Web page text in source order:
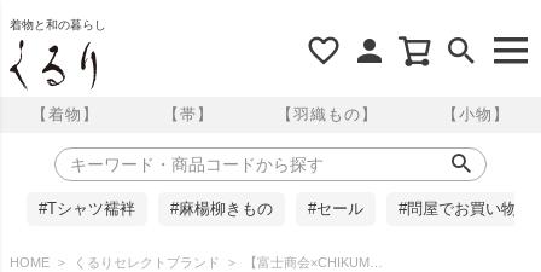
着物と和の暮らし
【着物】 【帯】 【羽織もの】 【小物】
#Tシャツ襦袢 #麻楊柳きもの #セール #問屋でお買い物
HOME くるりセレクトブランド 【富士商会×CHIKUMO-千雲-】 ペタコさんの半衿／雨粒の宝石